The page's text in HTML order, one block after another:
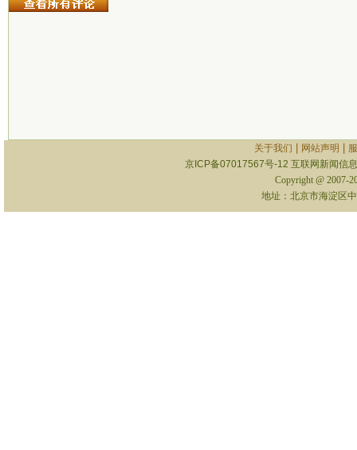
关于我们 网站声明
京ICP备07017567号-12 互联网新闻信
Copyright @ 2007-
地址：北京市海淀区